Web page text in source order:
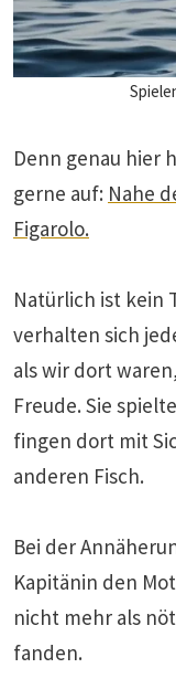
Denn genau hier
gerne auf: Nahe
Figarolo.
Natürlich ist kein
verhalten sich
als wir dort
Freude. Sie
fingen dort mit
anderen Fisch.
Bei der
Kapitänin den
nicht mehr als
fanden.